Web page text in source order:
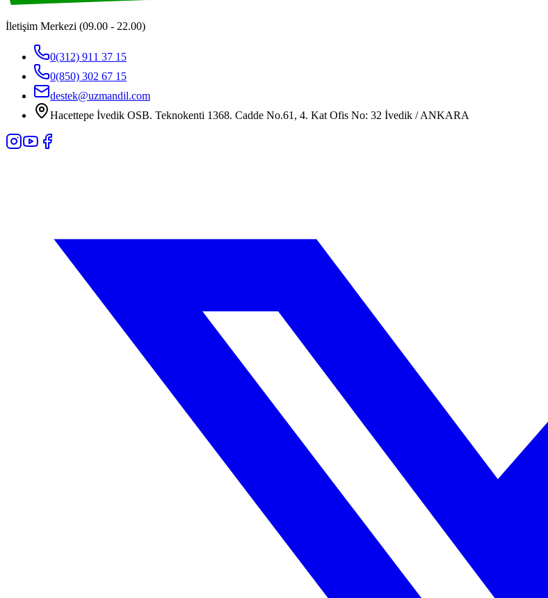
İletişim Merkezi (09.00 - 22.00)
0(312) 911 37 15
0(850) 302 67 15
destek@uzmandil.com
Hacettepe İvedik OSB. Teknokenti 1368. Cadde No.61, 4. Kat Ofis No: 32 İvedik / ANKARA